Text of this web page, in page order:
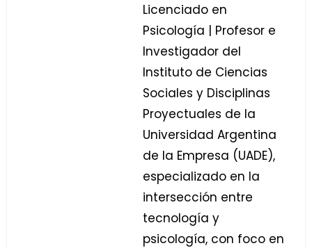
Licenciado en
Psicología | Profesor e
Investigador del
Instituto de Ciencias
Sociales y Disciplinas
Proyectuales de la
Universidad Argentina
de la Empresa (UADE),
especializado en la
intersección entre
tecnología y
psicología, con foco en